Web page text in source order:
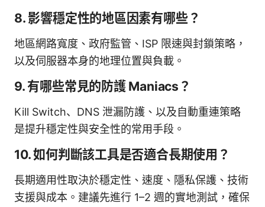
8. 影響穩定性的地區因素有哪些？
地區網路寬度、政府監管、ISP 限速與封鎖策略，
以及伺服器本身的地理位置與負載。
9. 有哪些常見的防護 Maniacs？
Kill Switch、DNS 泄漏防護、以及自動重連策略
是提升穩定性與安全性的常用手段。
10. 如何判斷該工具是否適合長期使用？
長期適用性取決於穩定性、速度、隱私保護、技術
支援與成本。建議先進行 1–2 週的實地測試，確保